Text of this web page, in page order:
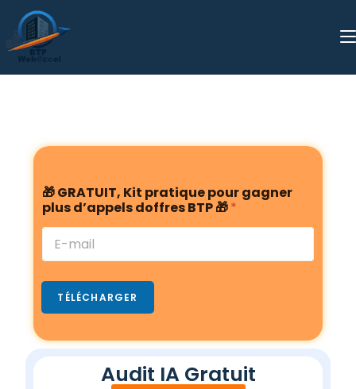
R
A
T
I
,
’
p
🎁 GRATUIT, Kit pratique pour gagner
plus d’appels doffres BTP 🎁*
TÉLÉCHARGER
Audit IA Gratuit